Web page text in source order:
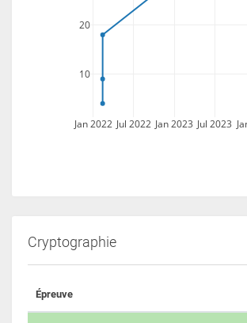
Jan 2022 Jul 2022 Jan 2023 Jul 2023
10
20
Cryptographie
Épreuve